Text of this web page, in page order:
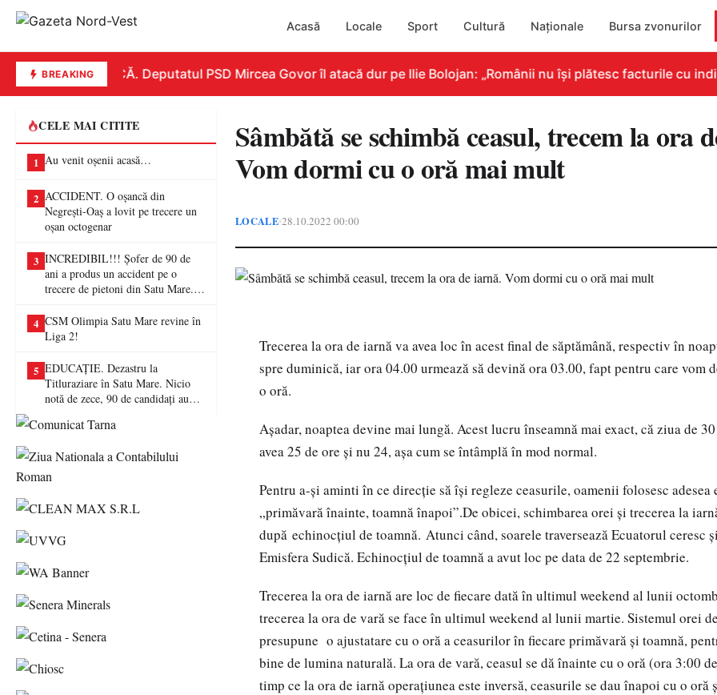
Acasă Locale Sport Cultură Naționale Bursa zvonurilor
BREAKINGREPLICĂ. Deputatul PSD Mircea Govor îl atacă dur pe Ilie Bolojan: „Românii nu își plătesc facturile cu
CELE MAI CITITE
1 Au venit oșenii acasă…
2 ACCIDENT. O oșancă din
Negrești-Oaș a lovit pe trecere un
oșan octogenar
3 INCREDIBIL!!! Șofer de 90 de
ani a produs un accident pe o
trecere de pietoni din Satu Mare. O
4 CSM Olimpia Satu Mare revine în
Liga 2!
5 EDUCAȚIE. Dezastru la
Titluraziare în Satu Mare. Nicio
notă de zece, 90 de candidați au
Sâmbătă se schimbă ceasul, trecem la ora
Vom dormi cu o oră mai mult
LOCALE•28.10.2022 00:00
Trecerea la ora de iarnă va avea loc în acest final de săptămână, respectiv în
spre duminică, iar ora 04.00 urmează să devină ora 03.00, fapt pentru care vom
o oră.
Așadar, noaptea devine mai lungă. Acest lucru înseamnă mai exact, că ziua de
avea 25 de ore și nu 24, așa cum se întâmplă în mod normal.
Pentru a-și aminti în ce direcție să își regleze ceasurile, oamenii folosesc adesea
„primăvară înainte, toamnă înapoi”.De obicei, schimbarea orei și trecerea la
după echinocțiul de toamnă. Atunci când, soarele traversează Ecuatorul ceresc
Emisfera Sudică. Echinocțiul de toamnă a avut loc pe data de 22 septembrie.
Trecerea la ora de iarnă are loc de fiecare dată în ultimul weekend al lunii
trecerea la ora de vară se face în ultimul weekend al lunii martie. Sistemul orei
presupune o ajustatare cu o oră a ceasurilor în fiecare primăvară şi toamnă,
bine de lumina naturală. La ora de vară, ceasul se dă înainte cu o oră (ora 3:00
timp ce la ora de iarnă operațiunea este inversă, ceasurile se dau înapoi cu o oră